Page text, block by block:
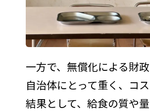
一方で、無償化による財
自治体にとって重く、コ
結果として、給食の質や